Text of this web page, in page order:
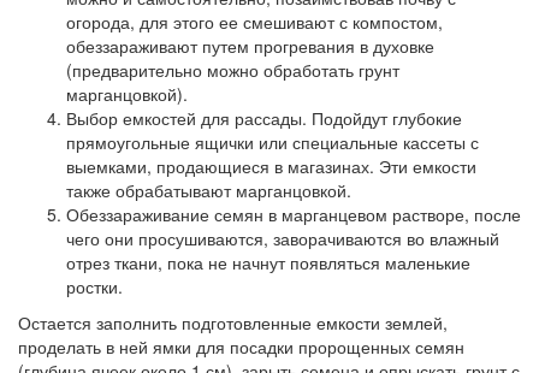
огорода, для этого ее смешивают с компостом,
обеззараживают путем прогревания в духовке
(предварительно можно обработать грунт
марганцовкой).
Выбор емкостей для рассады. Подойдут глубокие
прямоугольные ящички или специальные кассеты с
выемками, продающиеся в магазинах. Эти емкости
также обрабатывают марганцовкой.
Обеззараживание семян в марганцевом растворе, после
чего они просушиваются, заворачиваются во влажный
отрез ткани, пока не начнут появляться маленькие
ростки.
Остается заполнить подготовленные емкости землей,
проделать в ней ямки для посадки пророщенных семян